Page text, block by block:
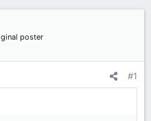
poster
#1